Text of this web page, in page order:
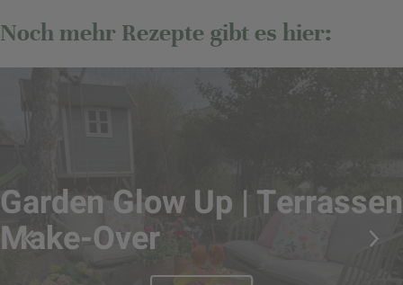
Noch mehr Rezepte gibt es hier:
Garden Glow Up | Terrassen
Make-Over